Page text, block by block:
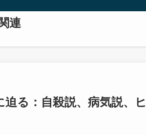
連
る：自殺説、病気説、